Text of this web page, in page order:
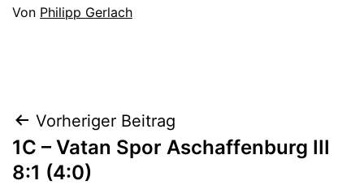
Veröffentlicht
Von Philipp Gerlach
Beitragsnavigation
Vorheriger Beitrag
1C – Vatan Spor Aschaffenburg III
8:1 (4:0)